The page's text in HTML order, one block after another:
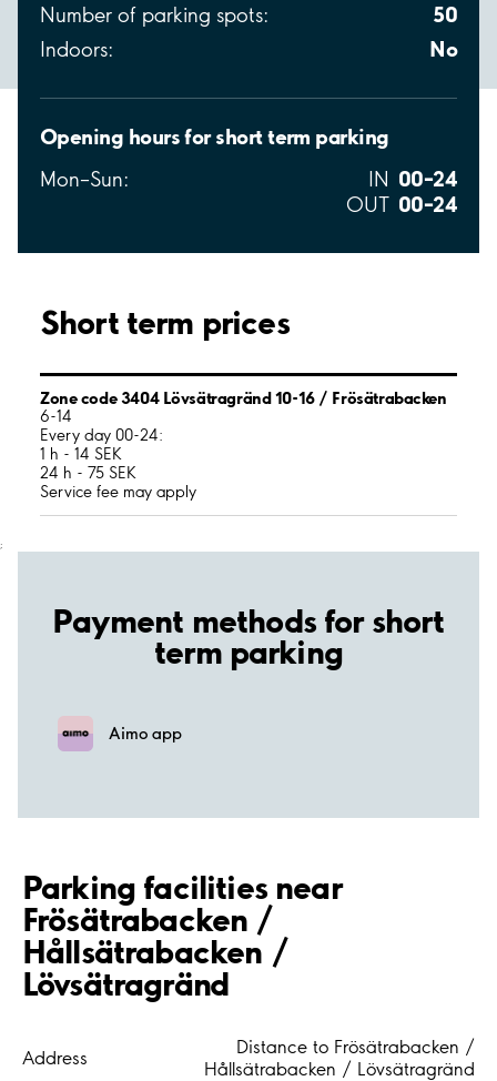
Number of parking spots: 50
Indoors: No
Opening hours for short term parking
Mon–Sun: IN 00–24
OUT 00–24
Short term prices
Zone code 3404 Lövsätragränd 10-16 / Frösätrabacken
6-14
Every day 00-24:
1 h - 14 SEK
24 h - 75 SEK
Service fee may apply
;
Payment methods for short
term parking
Aimo app
Parking facilities near
Frösätrabacken /
Hållsätrabacken /
Lövsätragränd
Address
Distance to Frösätrabacken /
Hållsätrabacken / Lövsätragränd